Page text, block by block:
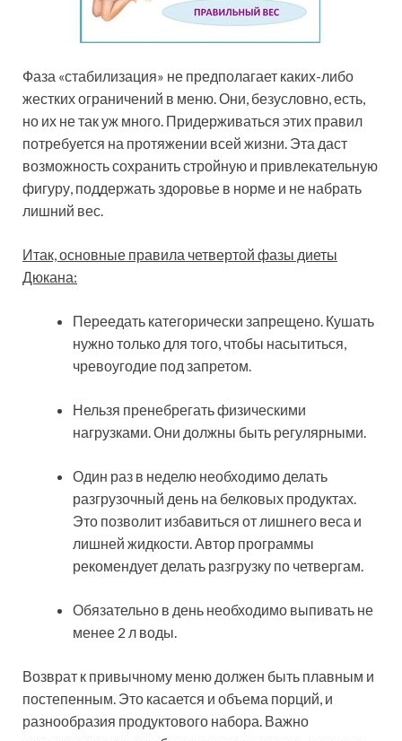
Фаза «стабилизация» не предполагает каких-либо
жестких ограничений в меню. Они, безусловно, есть,
но их не так уж много. Придерживаться этих правил
потребуется на протяжении всей жизни. Эта даст
возможность сохранить стройную и привлекательную
фигуру, поддержать здоровье в норме и не набрать
лишний вес.
Итак, основные правила четвертой фазы диеты
Дюкана:
Переедать категорически запрещено. Кушать
нужно только для того, чтобы насытиться,
чревоугодие под запретом.
Нельзя пренебрегать физическими
нагрузками. Они должны быть регулярными.
Один раз в неделю необходимо делать
разгрузочный день на белковых продуктах.
Это позволит избавиться от лишнего веса и
лишней жидкости. Автор программы
рекомендует делать разгрузку по четвергам.
Обязательно в день необходимо выпивать не
менее 2 л воды.
Возврат к привычному меню должен быть плавным и
постепенным. Это касается и объема порций, и
разнообразия продуктового набора. Важно